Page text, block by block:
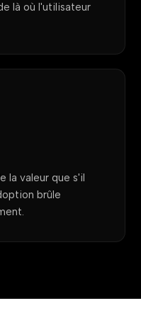
là où l'utilisateur
la valeur que s'il
brûle